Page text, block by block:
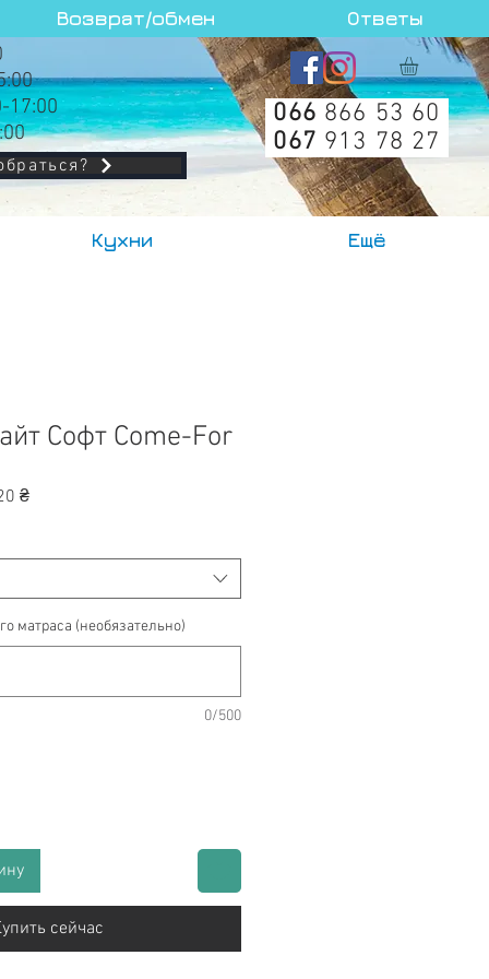
Возврат/обмен Ответы
17:00
066 866 53 60
067 913 78 27
Кухни Ещё
Софт Come-For
₴Спеццена
матраса (необязательно)
0/500
сейчас